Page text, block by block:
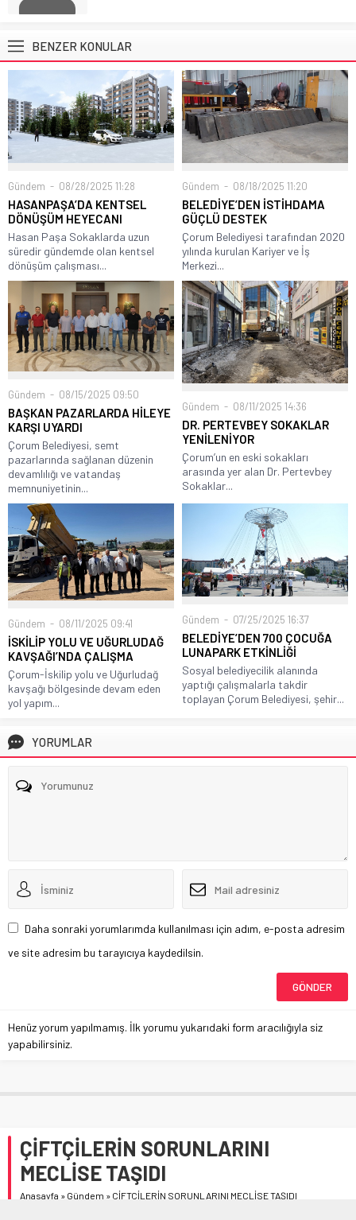
BENZER KONULAR
Gündem 08/28/2025 11:28
HASANPAŞA’DA KENTSEL
DÖNÜŞÜM HEYECANI
Hasan Paşa Sokaklarda uzun
süredir gündemde olan kentsel
dönüşüm çalışması...
Gündem 08/18/2025 11:20
BELEDİYE’DEN İSTİHDAMA
GÜÇLÜ DESTEK
Çorum Belediyesi tarafından 2020
yılında kurulan Kariyer ve İş
Merkezi...
Gündem 08/15/2025 09:50
BAŞKAN PAZARLARDA HİLEYE
KARŞI UYARDI
Çorum Belediyesi, semt
pazarlarında sağlanan düzenin
devamlılığı ve vatandaş
memnuniyetinin...
Gündem 08/11/2025 14:36
DR. PERTEVBEY SOKAKLAR
YENİLENİYOR
Çorum’un en eski sokakları
arasında yer alan Dr. Pertevbey
Sokaklar...
Gündem 08/11/2025 09:41
İSKİLİP YOLU VE UĞURLUDAĞ
KAVŞAĞI’NDA ÇALIŞMA
Çorum-İskilip yolu ve Uğurludağ
kavşağı bölgesinde devam eden
yol yapım...
Gündem 07/25/2025 16:37
BELEDİYE’DEN 700 ÇOCUĞA
LUNAPARK ETKİNLİĞİ
Sosyal belediyecilik alanında
yaptığı çalışmalarla takdir
toplayan Çorum Belediyesi, şehir...
YORUMLAR
Daha sonraki yorumlarımda kullanılması için adım, e-posta adresim
ve site adresim bu tarayıcıya kaydedilsin.
Henüz yorum yapılmamış. İlk yorumu yukarıdaki form aracılığıyla siz
yapabilirsiniz.
ÇİFTÇİLERİN SORUNLARINI
MECLİSE TAŞIDI
Anasayfa » Gündem » ÇİFTÇİLERİN SORUNLARINI MECLİSE TAŞIDI